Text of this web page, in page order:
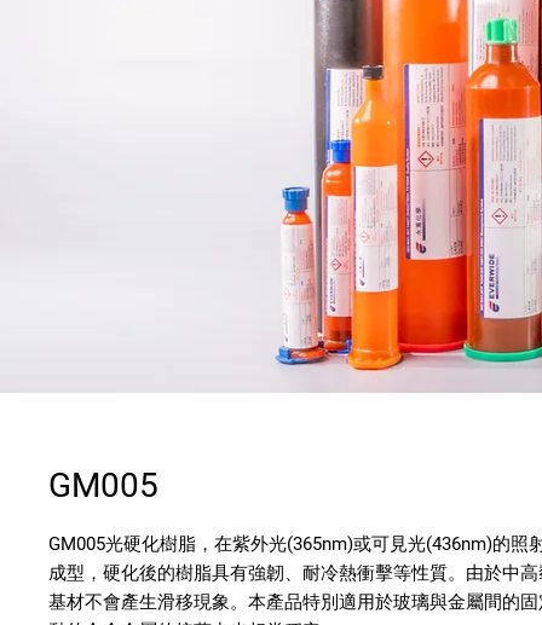
GM005
GM005光硬化樹脂，在紫外光(365nm)或可見光(436nm)的照
成型，硬化後的樹脂具有強韌、耐冷熱衝擊等性質。由於中
基材不會產生滑移現象。本產品特別適用於玻璃與金屬間的